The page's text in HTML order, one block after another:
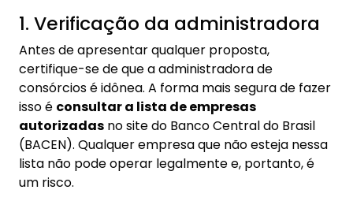
1. Verificação da administradora
Antes de apresentar qualquer proposta,
certifique-se de que a administradora de
consórcios é idônea. A forma mais segura de fazer
isso é consultar a lista de empresas
autorizadas no site do Banco Central do Brasil
(BACEN). Qualquer empresa que não esteja nessa
lista não pode operar legalmente e, portanto, é
um risco.